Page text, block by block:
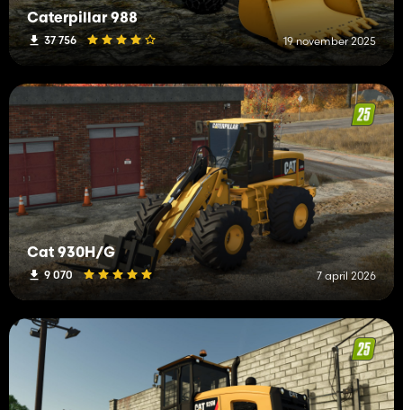
Caterpillar 988
37 756 19 november 2025
Cat 930H/G
9 070 7 april 2026